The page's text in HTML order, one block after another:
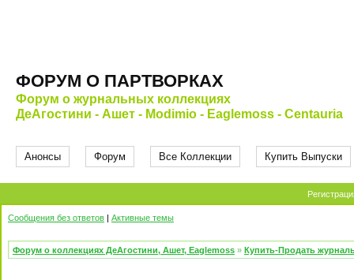
ФОРУМ О ПАРТВОРКАХ
Форум о журнальных коллекциях
ДеАгостини - Ашет - Modimio - Eaglemoss - Centauria
Анонсы Форум Все Коллекции Купить Выпуски
Сообщения без ответов | Активные темы
Форум о коллекциях ДеАгостини, Ашет, Eaglemoss » Купить-Продать